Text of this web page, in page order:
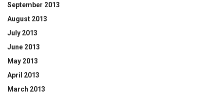
September 2013
August 2013
July 2013
June 2013
May 2013
April 2013
March 2013